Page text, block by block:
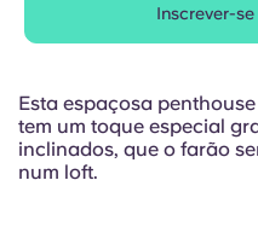
Inscrever-
Esta espaçosa
tem um toque especial
inclinados, que o farão
num loft.